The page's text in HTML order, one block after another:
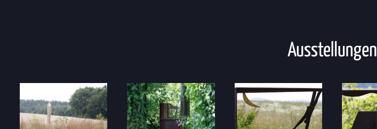
Ausstellungen